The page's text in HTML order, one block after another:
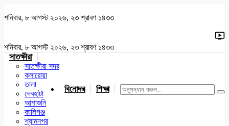
শনিবার, ৮ আগস্ট ২০২৬, ২৩ শ্রাবণ ১৪৩৩
শনিবার, ৮ আগস্ট ২০২৬, ২৩ শ্রাবণ ১৪৩৩
সাতক্ষীরা
সাতক্ষীরা সদর
কলারোয়া
তালা
দেবহাটা
আশাশুনি
কালিগঞ্জ
শ্যামনগর
বিনোদন শিক্ষা খেলাধুলা জাতীয় যশোর